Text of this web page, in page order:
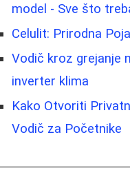
model - Sve što
Celulit: Prirodna
Vodič kroz grejanje
inverter klima
Kako Otvoriti
Vodič za Početnike